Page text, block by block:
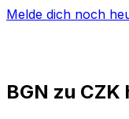
Melde dich noch
BGN zu